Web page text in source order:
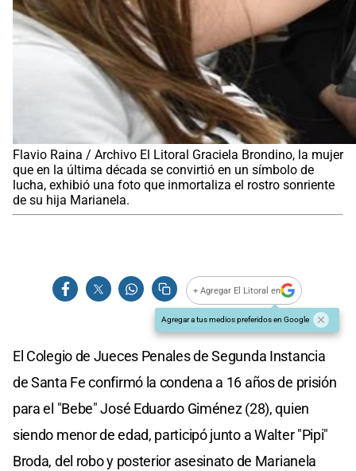
Flavio Raina / Archivo El Litoral Graciela Brondino, la mujer
que en la última década se convirtió en un símbolo de
lucha, exhibió una foto que inmortaliza el rostro sonriente
de su hija Marianela.
+ Agregar El Litoral en
Agregar a tus medios preferidos en Google
El Colegio de Jueces Penales de Segunda Instancia
de Santa Fe confirmó la condena a 16 años de prisión
para el "Bebe" José Eduardo Giménez (28), quien
siendo menor de edad, participó junto a Walter "Pipi"
Broda, del robo y posterior asesinato de Marianela